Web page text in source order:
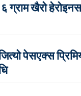
ग्राम खैरो
पेसएक्स